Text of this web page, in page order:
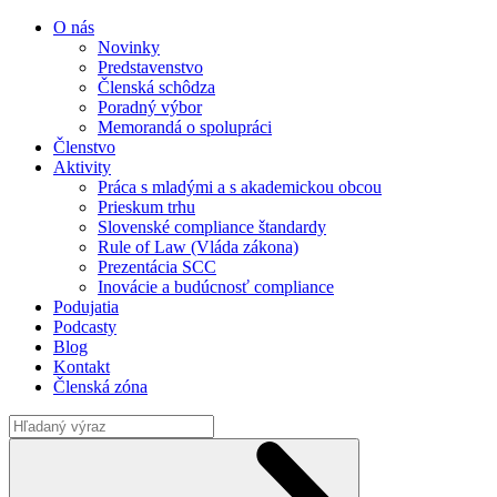
O nás
Novinky
Predstavenstvo
Členská schôdza
Poradný výbor
Memorandá o spolupráci
Členstvo
Aktivity
Práca s mladými a s akademickou obcou
Prieskum trhu
Slovenské compliance štandardy
Rule of Law (Vláda zákona)
Prezentácia SCC
Inovácie a budúcnosť compliance
Podujatia
Podcasty
Blog
Kontakt
Členská zóna